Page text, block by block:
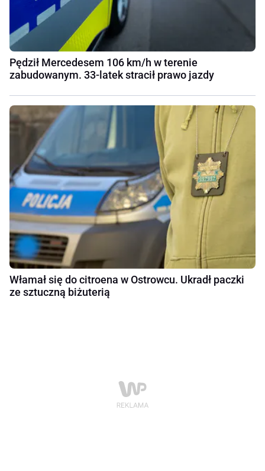
Pędził Mercedesem 106 km/h w terenie
zabudowanym. 33-latek stracił prawo jazdy
Włamał się do citroena w Ostrowcu. Ukradł paczki
ze sztuczną biżuterią